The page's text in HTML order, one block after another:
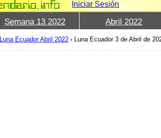
Iniciar Sesión
Semana 13 2022 Abril 2022
Luna Ecuador Abril 2022 › Luna Ecuador 3 de Abril de